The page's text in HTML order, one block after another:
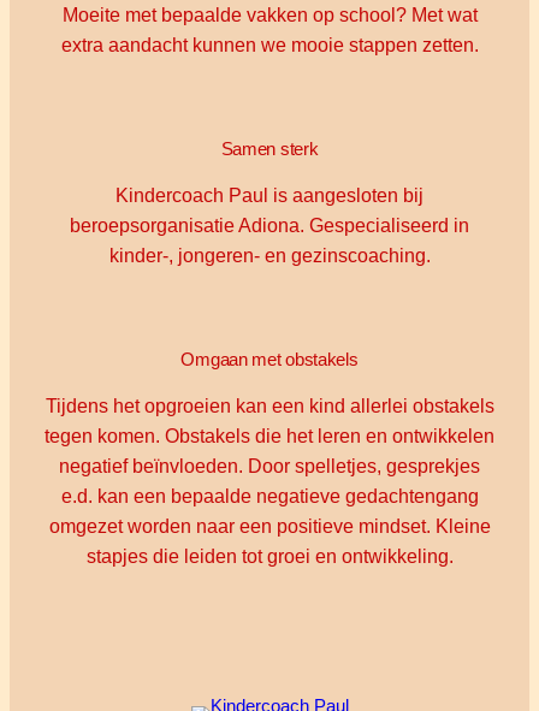
Moeite met bepaalde vakken op school? Met wat
extra aandacht kunnen we mooie stappen zetten.
Samen sterk
Kindercoach Paul is aangesloten bij
beroepsorganisatie Adiona. Gespecialiseerd in
kinder-, jongeren- en gezinscoaching.
Omgaan met obstakels
Tijdens het opgroeien kan een kind allerlei obstakels
tegen komen. Obstakels die het leren en ontwikkelen
negatief beïnvloeden. Door spelletjes, gesprekjes
e.d. kan een bepaalde negatieve gedachtengang
omgezet worden naar een positieve mindset. Kleine
stapjes die leiden tot groei en ontwikkeling.